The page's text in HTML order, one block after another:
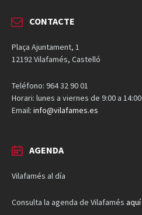
CONTACTE
Plaça Ajuntament, 1
12192 Vilafamés, Castelló
Teléfono: 964 32 90 01
Horari: lunes a viernes de 9:00 a 14:00
Email: info@vilafames.es
AGENDA
Vilafamés al día
Consulta la agenda de Vilafamés aquí